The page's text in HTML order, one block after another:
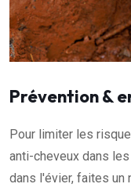
Prévention &
Pour limiter les
anti-cheveux dans
dans l'évier, faites un